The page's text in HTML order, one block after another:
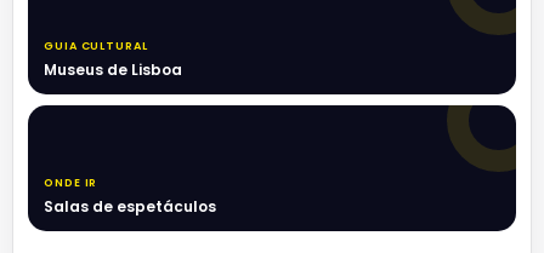
GUIA CULTURAL
Museus de Lisboa
ONDE IR
Salas de espetáculos